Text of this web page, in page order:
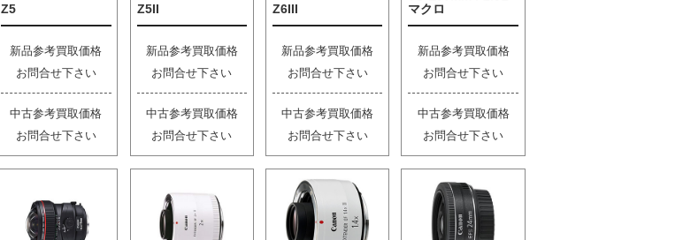
Z5
新品参考買取価格
お問合せ下さい
中古参考買取価格
お問合せ下さい
Z5II
新品参考買取価格
お問合せ下さい
中古参考買取価格
お問合せ下さい
Z6III
新品参考買取価格
お問合せ下さい
中古参考買取価格
お問合せ下さい
マクロ
新品参考買取価格
お問合せ下さい
中古参考買取価格
お問合せ下さい